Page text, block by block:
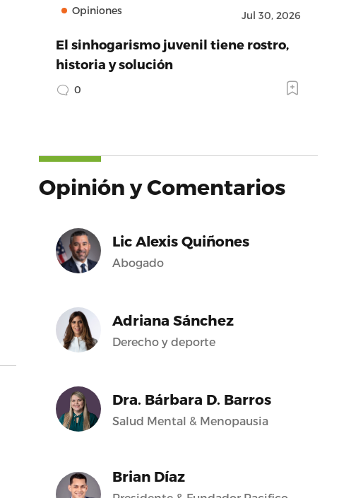
Opiniones Jul 30, 2026
El sinhogarismo juvenil tiene rostro,
historia y solución
0
Opinión y Comentarios
Lic Alexis Quiñones
Abogado
Adriana Sánchez
Derecho y deporte
Dra. Bárbara D. Barros
Salud Mental & Menopausia
Brian Díaz